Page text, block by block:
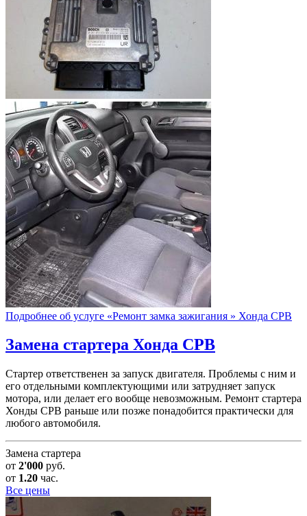
Подробнее об услуге «Ремонт замка зажигания » Хонда СРВ
Замена стартера Хонда СРВ
Стартер ответственен за запуск двигателя. Проблемы с ним и
его отдельными комплектующими или затрудняет запуск
мотора, или делает его вообще невозможным. Ремонт стартера
Хонды СРВ раньше или позже понадобится практически для
любого автомобиля.
Замена стартера
от 2'000 руб.
от 1.20 час.
Все цены